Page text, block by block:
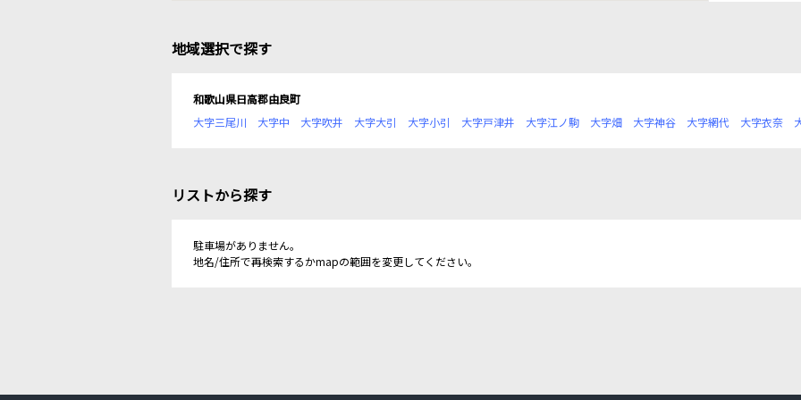
地域選択で探す
和歌山県日高郡由良町
大字三尾川
大字中 大字吹井 大字大引 大字小引 大字戸津井 大字江ノ駒 大字畑 大字神谷 大字網代 大字衣奈
リストから探す
駐車場がありません。
地名/住所で再検索するかmapの範囲を変更してください。